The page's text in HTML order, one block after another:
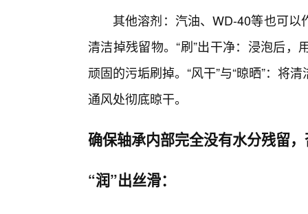
其他溶剂：汽油、WD-40等也可
清洁掉残留物。“刷”出干净：浸泡后
顽固的污垢刷掉。“风干”与“晾晒”：将
通风处彻底晾干。
确保轴承内部完全没有水分残留
“润”出丝滑：